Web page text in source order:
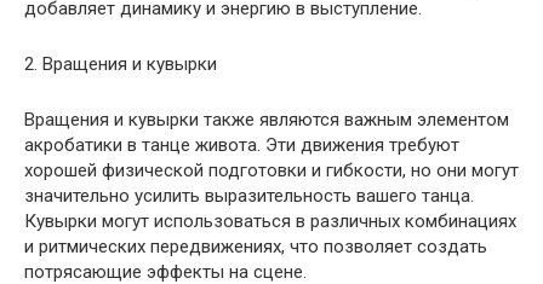
добавляет динамику и энергию в выступление.
2. Вращения и кувырки
Вращения и кувырки также являются важным элементом
акробатики в танце живота. Эти движения требуют
хорошей физической подготовки и гибкости, но они могут
значительно усилить выразительность вашего танца.
Кувырки могут использоваться в различных комбинациях
и ритмических передвижениях, что позволяет создать
потрясающие эффекты на сцене.